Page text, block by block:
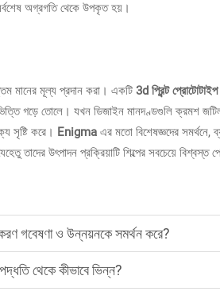
অগ্রগতি থেকে উপকৃত হয়।
মানের মূল্য প্রদান করা। একটি 3d প্রিন্ট প্রোটোটাইপ
গড়ে তোলে। যখন ডিজাইন মানদণ্ডগুলি ক্রমশ
সৃষ্টি করে। Enigma এর মতো বিশেষজ্ঞদের সমর্থনে,
তাদের উৎপাদন প্রক্রিয়াটি শিল্পের সবচেয়ে বিশ্বস্ত
গবেষণা ও উন্নয়নকে সমর্থন করে?
থেকে কীভাবে ভিন্ন?